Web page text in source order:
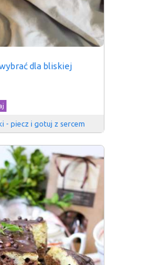
dla bliskiej
- piecz i gotuj z sercem